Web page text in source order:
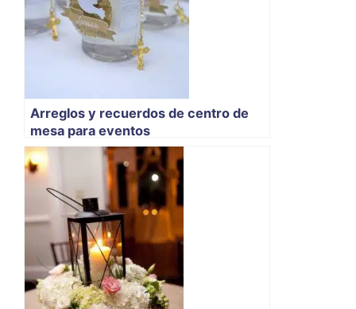
Arreglos y recuerdos de centro de
mesa para eventos